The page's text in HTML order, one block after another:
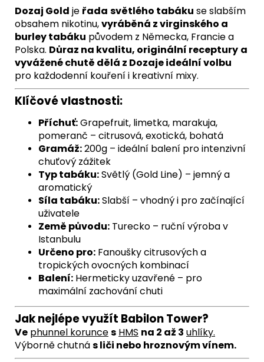
Dozaj Gold je řada světlého tabáku se slabším
obsahem nikotinu,vyráběná z virginského a
burley tabáku původem z Německa, Francie a
Polska. Důraz na kvalitu, originální receptury a
vyvážené chutě dělá z Dozaje ideální volbu
pro každodenní kouření i kreativní mixy.
Klíčové vlastnosti:
Příchuť:Grapefruit, limetka, marakuja,
pomeranč – citrusová, exotická, bohatá
Gramáž:200g – ideální balení pro intenzivní
chuťový zážitek
Typ tabáku:Světlý (Gold Line) – jemný a
aromatický
Síla tabáku:Slabší – vhodný i pro začínající
uživatele
Země původu: Turecko – ruční výroba v
Istanbulu
Určeno pro: Fanoušky citrusových a
tropických ovocných kombinací
Balení: Hermeticky uzavřené – pro
maximální zachování chuti
Jak nejlépe využít Babilon Tower?
Ve phunnel korunces HMS na 2 až 3 uhlíky.
Výborně chutnás liči nebo hroznovým vínem.